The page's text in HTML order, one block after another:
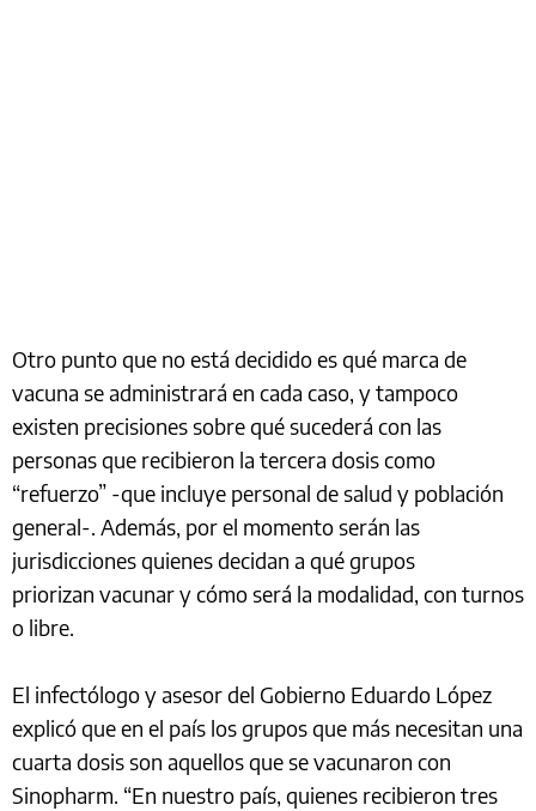
Otro punto que no está decidido es qué marca de
vacuna se administrará en cada caso, y tampoco
existen precisiones sobre qué sucederá con las
personas que recibieron la tercera dosis como
“refuerzo” -que incluye personal de salud y población
general-. Además, por el momento serán las
jurisdicciones quienes decidan a qué grupos
priorizan vacunar y cómo será la modalidad, con turnos
o libre.
El infectólogo y asesor del Gobierno Eduardo López
explicó que en el país los grupos que más necesitan una
cuarta dosis son aquellos que se vacunaron con
Sinopharm. “En nuestro país, quienes recibieron tres